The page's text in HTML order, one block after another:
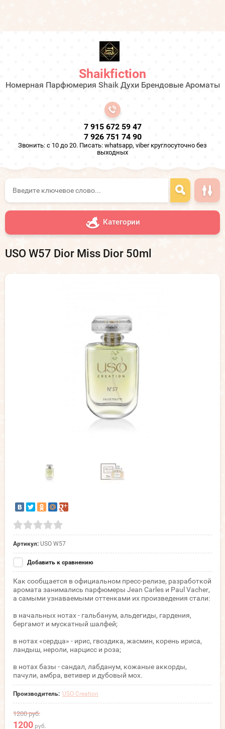
Shaikfiction
Номерная Парфюмерия Shaik Духи Брендовые Ароматы
7 915 672 59 47
7 926 751 74 90
Звонить: с 10 до 20. Писать: whatsapp, viber круглосуточно без
выходных
Категории
USO W57 Dior Miss Dior 50ml
Артикул: USO W57
Добавить к сравнению
Как сообщается в официальном пресс-релизе, разработкой
аромата занимались парфюмеры Jean Carles и Paul Vacher,
а самыми узнаваемыми оттенками их произведения стали:
в начальных нотах - гальбанум, альдегиды, гардения,
бергамот и мускатный шалфей;
в нотах «сердца» - ирис, гвоздика, жасмин, корень ириса,
ландыш, нероли, нарцисс и роза;
в нотах базы - сандал, лабданум, кожаные аккорды,
пачули, амбра, ветивер и дубовый мох.
Производитель: USO Creation
1200руб.
1200 руб.